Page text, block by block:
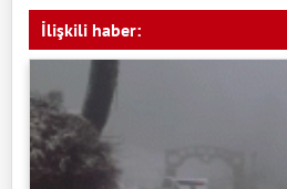
İlişkili haber: